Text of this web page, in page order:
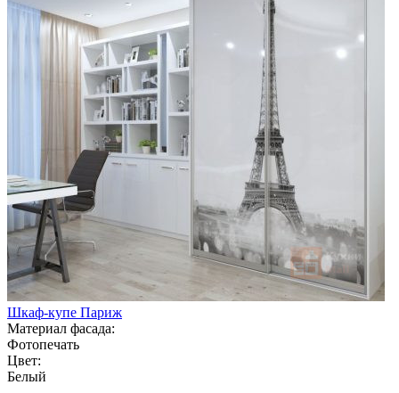
Шкаф-купе Париж
Материал фасада:
Фотопечать
Цвет:
Белый